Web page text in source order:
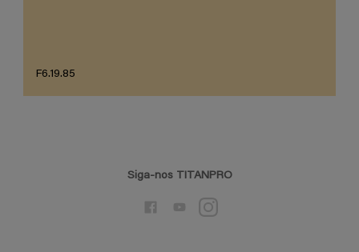
F6.19.85
Siga-nos TITANPRO